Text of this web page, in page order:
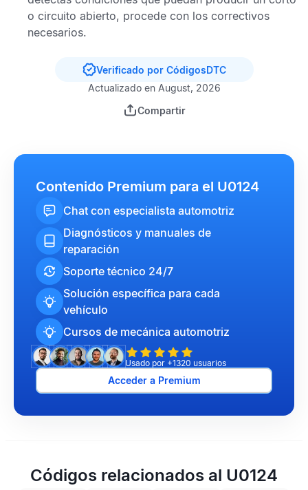
o circuito abierto, procede con los correctivos
necesarios.
Verificado por CódigosDTC
Actualizado en August, 2026
Compartir
Contenido Premium para el U0124
Chat con especialista automotriz
Diagnósticos y manuales de
reparación
Soporte técnico 24/7
Solución específica para cada
vehículo
Cursos de mecánica automotriz
Usado por +1320 usuarios
Acceder a Premium
Códigos relacionados al U0124